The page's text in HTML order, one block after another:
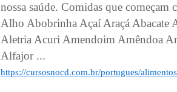
nossa saúde. Comidas que
Alho Abobrinha Açaí Araçá
Aletria Acuri Amendoim Amêndoa
Alfajor ...
https://cursosnocd.com.br/portugues/